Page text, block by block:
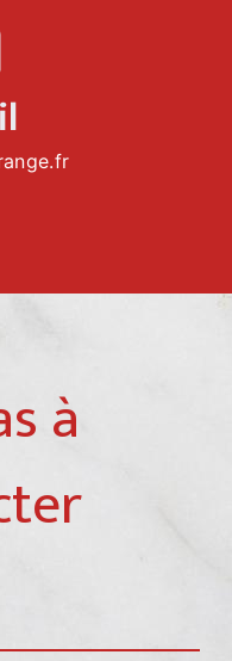
à